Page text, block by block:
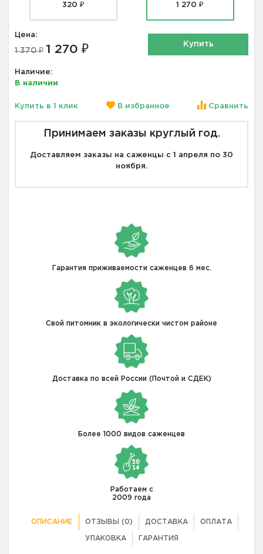
320 ₽ 1 270 ₽
Цена:
1 370 ₽ 1 270 ₽
Наличие:
В наличии
Купить
Купить в 1 клик В избранное Сравнить
Принимаем заказы круглый год.
Доставляем заказы на саженцы с 1 апреля по 30
ноября.
Гарантия приживаемости саженцев 6 мес.
Свой питомник в экологически чистом районе
Доставка по всей России (Почтой и СДЕК)
Более 1000 видов саженцев
Работаем с
2009 года
ОПИСАНИЕ ОТЗЫВЫ (0) ДОСТАВКА ОПЛАТА
УПАКОВКА ГАРАНТИЯ